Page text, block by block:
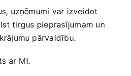
‍uzņēmumi var izveidot
tirgus pieprasījumam un
pārvaldību.
ar⁣ MI.